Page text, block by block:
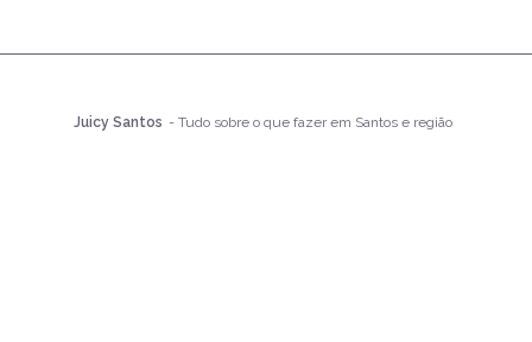
Juicy Santos - Tudo sobre o que fazer em Santos e região